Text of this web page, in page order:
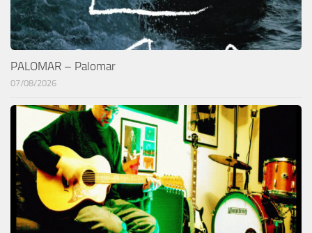
PALOMAR – Palomar
07/08/2026